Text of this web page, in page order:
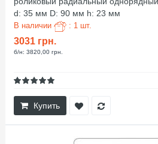
d: 35 мм D: 90 мм h: 23 мм
В наличии : 1 шт.
3031 грн.
б/н: 3820,00 грн.
Купить